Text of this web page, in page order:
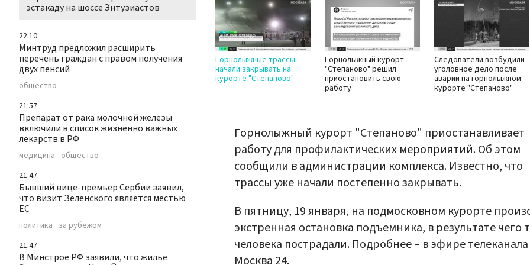
эстакаду на шоссе Энтузиастов
22:10
Минтруд предложил расширить
перечень граждан с правом получения
двух пенсий
общество
21:57
Препарат от рака молочной железы
включили в список жизненно важных
лекарств в РФ
медицина общество
21:47
Бывший вице-премьер Сербии заявил,
что визит Зеленского является местью
ЕС
политика за рубежом
21:47
В Минстрое РФ заявили, что жилье
Горнолыжные трассы
начали закрывать на
курорте "Степаново"
Горнолыжный курорт
"Степаново" решил
приостановить свою
работу
Следователи возбудили
уголовное дело после
аварии на горнолыжном
курорте "Степаново"
Горнолыжный курорт "Степаново" приостанавливает
работу для профилактических мероприятий. Об этом
сообщили в администрации комплекса. Известно, что
трассы уже начали постепенно закрывать.
В пятницу, 19 января, на подмосковном курорте
экстренная остановка подъемника, в результате чего
человека пострадали. Подробнее – в эфире телеканала
Москва 24.